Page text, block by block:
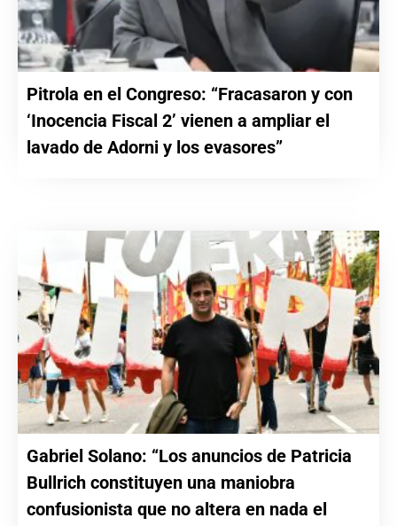
Pitrola en el Congreso: “Fracasaron y con
‘Inocencia Fiscal 2’ vienen a ampliar el
lavado de Adorni y los evasores”
Gabriel Solano: “Los anuncios de Patricia
Bullrich constituyen una maniobra
confusionista que no altera en nada el